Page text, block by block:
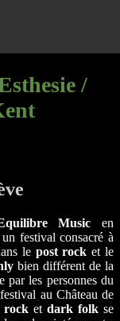
/
Music en
festival consacré à
le post rock et le
bien différent de la
par les personnes du
au Château de
rocket dark folkse